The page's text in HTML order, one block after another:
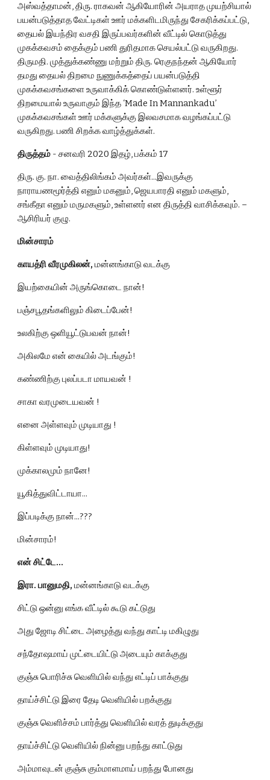
அஸ்வத்தாமன், திரு. ராகவன் ஆகியோரின் அயராத முயற்சியால்
பயன்படுத்தாத வேட்டிகள் ஊர் மக்களிடமிருந்து சேகரிக்கப்பட்டு,
தையல் இயந்திர வசதி இருப்பவர்களின் வீட்டில் கொடுத்து
முகக்கவசம் தைக்கும் பணி துரிதமாக செயல்பட்டு வருகிறது.
திருமதி. முத்துக்கண்ணு மற்றும் திரு. ரெகுநந்தன் ஆகியோர்
தமது தையல் திறமை நுணுக்கத்தைப் பயன்படுத்தி
முகக்கவசங்களை உருவாக்கிக் கொண்டுள்ளனர். உள்ளூர்
திறமையால் உருவாகும் இந்த ‘Made In Mannankadu’
முகக்கவசங்கள் ஊர் மக்களுக்கு இலவசமாக வழங்கப்பட்டு
வருகிறது. பணி சிறக்க வாழ்த்துக்கள்.
திருத்தம் - சனவரி 2020 இதழ், பக்கம் 17
திரு. கு. நா. வைத்திலிங்கம் அவர்கள்...இவருக்கு
நாராயணமூர்த்தி எனும் மகனும், ஜெயபாரதி எனும் மகளும்,
சங்கீதா எனும் மருமகளும், உள்ளனர் என திருத்தி வாசிக்கவும். –
ஆசிரியர் குழு.
மின்சாரம்
காயத்ரி வீரமுகிலன், மன்னங்காடு வடக்கு
இயற்கையின் அருங்கொடை நான்!
பஞ்சபூதங்களிலும் கிடைப்பேன்!
உலகிற்கு ஒளியூட்டுபவன் நான்!
அகிலமே என் கையில் அடங்கும்!
கண்ணிற்கு புலப்படா மாயவன் !
சாகா வரமுடையவன் !
எனை அள்ளவும் முடியாது !
கிள்ளவும் முடியாது!
முக்காலமும் நானே!
யூகித்துவிட்டாயா...
இப்படிக்கு நான்...???
மின்சாரம்!
என் சிட்டே...
இரா. பானுமதி, மன்னங்காடு வடக்கு
சிட்டு ஒன்னு எங்க வீட்டில் கூடு கட்டுது
அது ஜோடி சிட்டை அழைத்து வந்து காட்டி மகிழுது
சந்தோஷமாய் முட்டையிட்டு அடையும் காக்குது
குஞ்சு பொரிச்சு வெளியில் வந்து எட்டிப் பாக்குது
தாய்ச்சிட்டு இரை தேடி வெளியில் பறக்குது
குஞ்சு வெளிச்சம் பார்த்து வெளியில் வரத் துடிக்குது
தாய்ச்சிட்டு வெளியில் நின்னு பறந்து காட்டுது
அம்மாவுடன் குஞ்சு கும்மாளமாய் பறந்து போனது